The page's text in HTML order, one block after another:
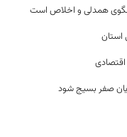
الگوی همدلی و اخلاص است
استان
صفر بسیج شود